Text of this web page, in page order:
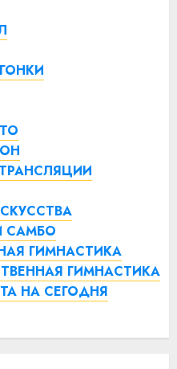
ТРАНСЛЯЦИИ
САМБО
ГИМНАСТИКА
ГИМНАСТИКА
НА СЕГОДНЯ